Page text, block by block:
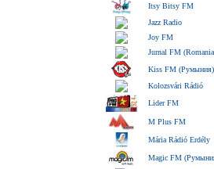
Itsy Bitsy FM
Jazz Radio
Joy FM
Jurnal FM
Kiss FM (Румыния)
Kolozsvári Rádió
Lider FM
M Plus FM
Mária Rádió Erdély
Magic FM